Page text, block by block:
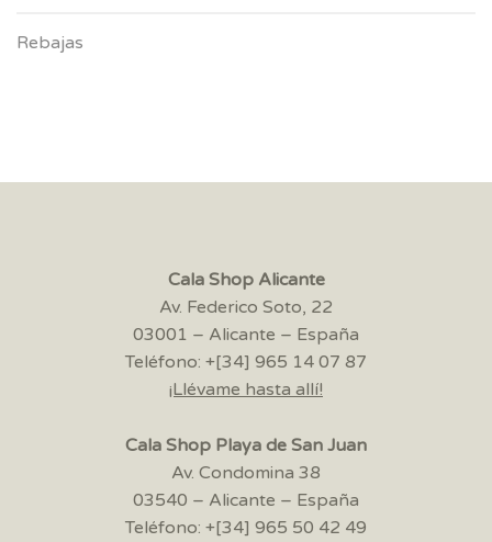
Rebajas
Cala Shop Alicante
Av. Federico Soto, 22
03001 – Alicante – España
Teléfono: +[34] 965 14 07 87
¡Llévame hasta allí!
Cala Shop Playa de San Juan
Av. Condomina 38
03540 – Alicante – España
Teléfono: +[34] 965 50 42 49